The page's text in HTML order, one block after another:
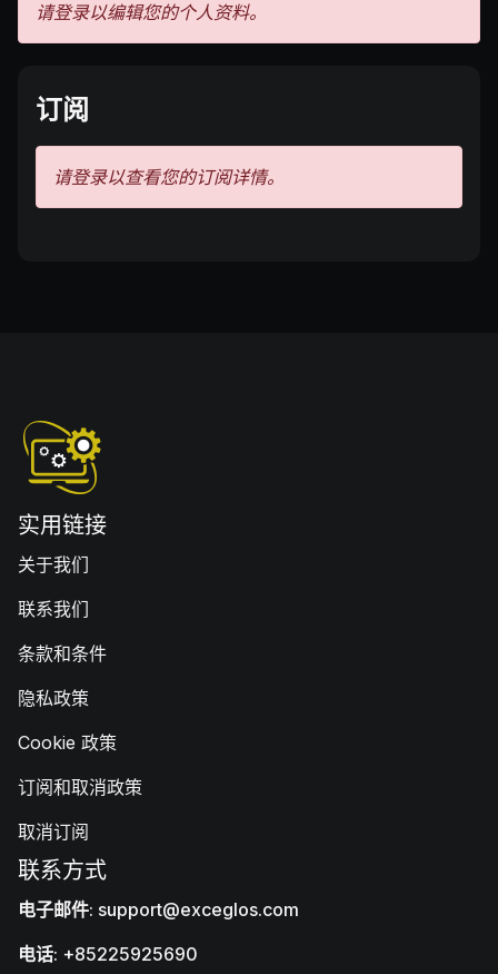
请登录以编辑您的个人资料。
订阅
请登录以查看您的订阅详情。
实用链接
关于我们
联系我们
条款和条件
隐私政策
Cookie 政策
订阅和取消政策
取消订阅
联系方式
电子邮件: support@exceglos.com
电话: +85225925690